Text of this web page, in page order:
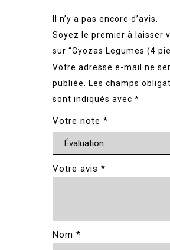
Il n’y a pas encore d’avis.
Soyez le premier à laisser
sur “Gyozas Legumes (4
Votre adresse e-mail ne
publiée.
Les champs
sont indiqués avec *
Votre note *
Votre avis *
Nom *